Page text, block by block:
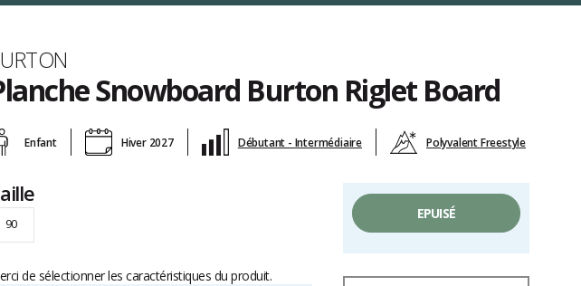
Snowboard Burton Riglet Board
Enfant Hiver 2027 Débutant - Intermédiaire Polyvalent Freestyle
90
de sélectionner les caractéristiques du produit.
EPUISÉ